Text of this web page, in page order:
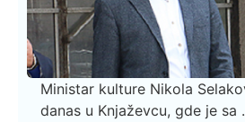
Ministar kulture Nikola
danas u Knjaževcu, gde je sa